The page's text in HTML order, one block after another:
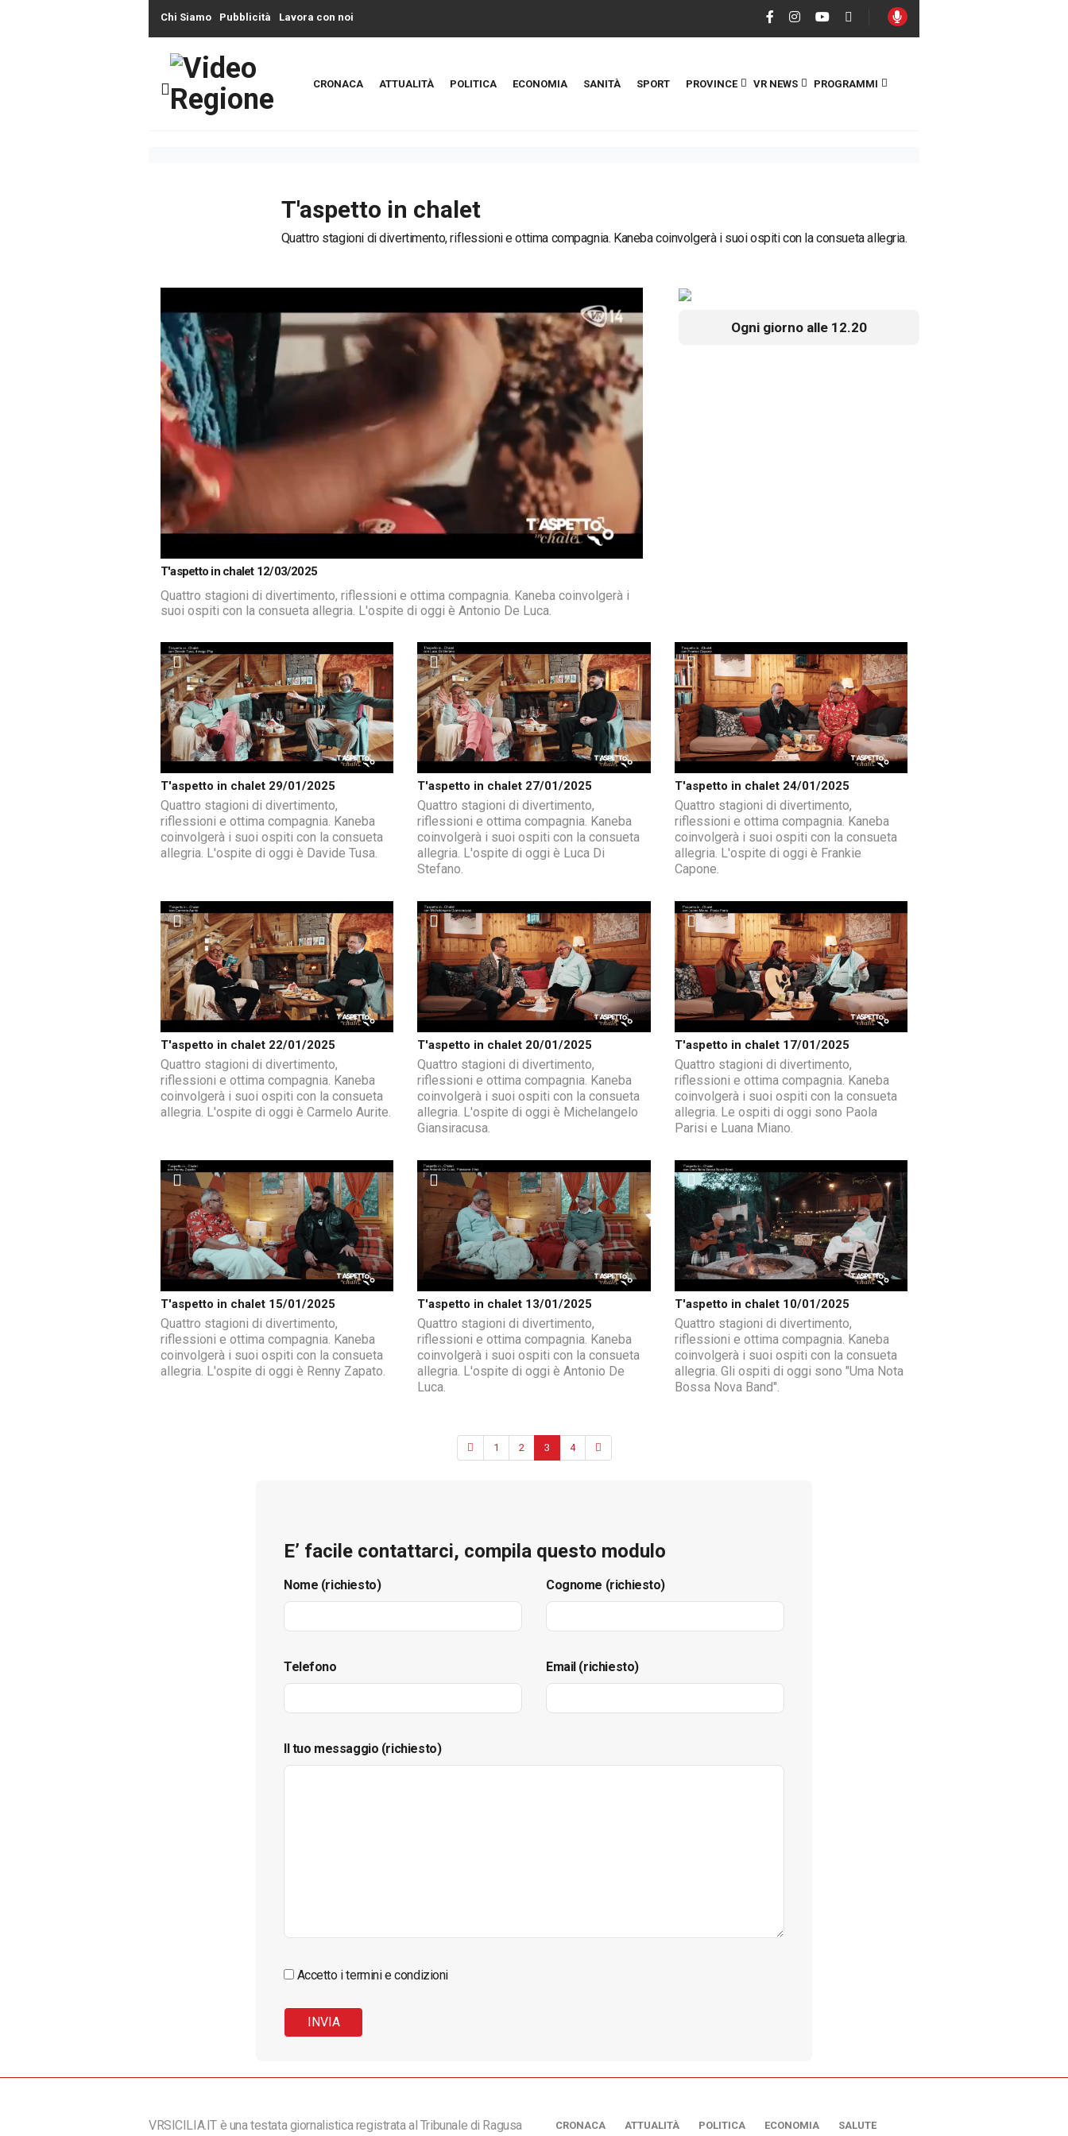
Chi Siamo Pubblicità Lavora con noi
CRONACA ATTUALITÀ POLITICA ECONOMIA SANITÀ SPORT PROVINCE VR NEWS PROGRAMMI
T'aspetto in chalet
Quattro stagioni di divertimento, riflessioni e ottima compagnia. Kaneba coinvolgerà i suoi ospiti con la consueta allegria.
3.92%
T'aspetto in chalet 12/03/2025
Quattro stagioni di divertimento, riflessioni e ottima compagnia. Kaneba coinvolgerà i
suoi ospiti con la consueta allegria. L'ospite di oggi è Antonio De Luca.
Ogni giorno alle 12.20
T'aspetto in chalet 29/01/2025
Quattro stagioni di divertimento,
riflessioni e ottima compagnia. Kaneba
coinvolgerà i suoi ospiti con la consueta
allegria. L'ospite di oggi è Davide Tusa.
T'aspetto in chalet 27/01/2025
Quattro stagioni di divertimento,
riflessioni e ottima compagnia. Kaneba
coinvolgerà i suoi ospiti con la consueta
allegria. L'ospite di oggi è Luca Di
Stefano.
T'aspetto in chalet 24/01/2025
Quattro stagioni di divertimento,
riflessioni e ottima compagnia. Kaneba
coinvolgerà i suoi ospiti con la consueta
allegria. L'ospite di oggi è Frankie
Capone.
T'aspetto in chalet 22/01/2025
Quattro stagioni di divertimento,
riflessioni e ottima compagnia. Kaneba
coinvolgerà i suoi ospiti con la consueta
allegria. L'ospite di oggi è Carmelo Aurite.
T'aspetto in chalet 20/01/2025
Quattro stagioni di divertimento,
riflessioni e ottima compagnia. Kaneba
coinvolgerà i suoi ospiti con la consueta
allegria. L'ospite di oggi è Michelangelo
Giansiracusa.
T'aspetto in chalet 17/01/2025
Quattro stagioni di divertimento,
riflessioni e ottima compagnia. Kaneba
coinvolgerà i suoi ospiti con la consueta
allegria. Le ospiti di oggi sono Paola
Parisi e Luana Miano.
T'aspetto in chalet 15/01/2025
Quattro stagioni di divertimento,
riflessioni e ottima compagnia. Kaneba
coinvolgerà i suoi ospiti con la consueta
allegria. L'ospite di oggi è Renny Zapato.
T'aspetto in chalet 13/01/2025
Quattro stagioni di divertimento,
riflessioni e ottima compagnia. Kaneba
coinvolgerà i suoi ospiti con la consueta
allegria. L'ospite di oggi è Antonio De
Luca.
T'aspetto in chalet 10/01/2025
Quattro stagioni di divertimento,
riflessioni e ottima compagnia. Kaneba
coinvolgerà i suoi ospiti con la consueta
allegria. Gli ospiti di oggi sono "Uma Nota
Bossa Nova Band".
1 2 3 4
E’ facile contattarci, compila questo modulo
Nome (richiesto) Cognome (richiesto)
Telefono Email (richiesto)
Il tuo messaggio (richiesto)
Accetto i termini e condizioni
VRSICILIA.IT è una testata giornalistica registrata al Tribunale di Ragusa
CRONACA ATTUALITÀ POLITICA ECONOMIA SALUTE